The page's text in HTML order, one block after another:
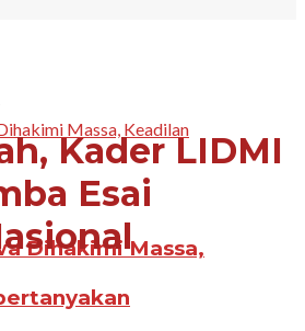
Dihakimi Massa,
Kader LIDMI
Esai